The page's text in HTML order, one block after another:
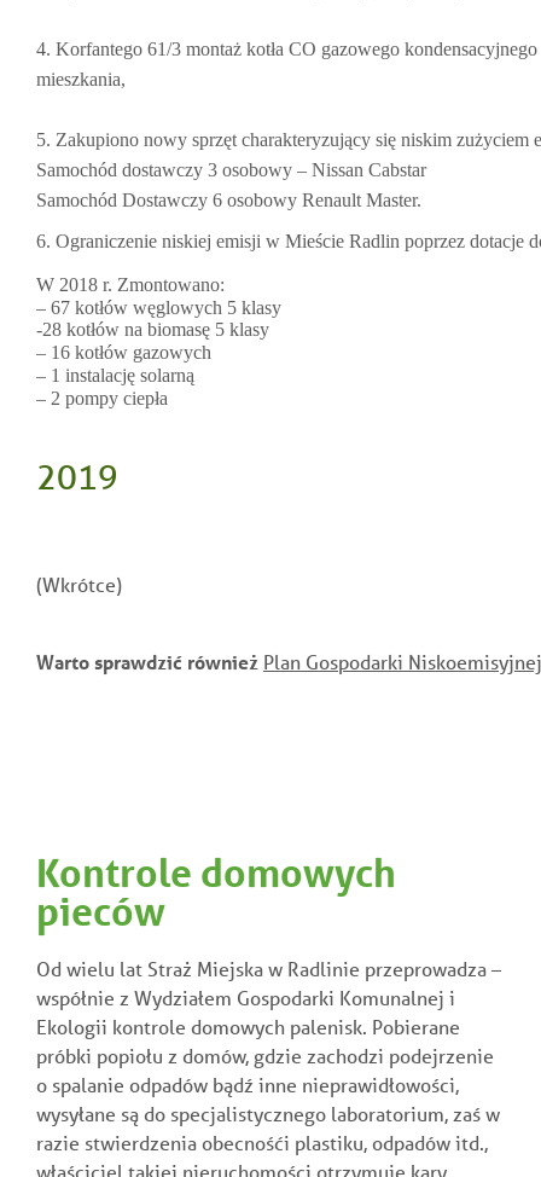
4. Korfantego 61/3 montaż kotła CO gazowego
mieszkania,
5. Zakupiono nowy sprzęt charakteryzujący się niskim zużyciem
Samochód dostawczy 3 osobowy – Nissan Cabstar
Samochód Dostawczy 6 osobowy Renault Master.
6. Ograniczenie niskiej emisji w Mieście Radlin poprzez dotacje
W 2018 r. Zmontowano:
– 67 kotłów węglowych 5 klasy
-28 kotłów na biomasę 5 klasy
– 16 kotłów gazowych
– 1 instalację solarną
– 2 pompy ciepła
2019
(Wkrótce)
Warto sprawdzić również Plan Gospodarki
Kontrole domowych
pieców
Od wielu lat Straż Miejska w Radlinie przeprowadza –
współnie z Wydziałem Gospodarki Komunalnej i
Ekologii kontrole domowych palenisk. Pobierane
próbki popiołu z domów, gdzie zachodzi podejrzenie
o spalanie odpadów bądź inne nieprawidłowości,
wysyłane są do specjalistycznego laboratorium, zaś w
razie stwierdzenia obecnośći plastiku, odpadów itd.,
właściciel takiej nieruchomości otrzymuje kary